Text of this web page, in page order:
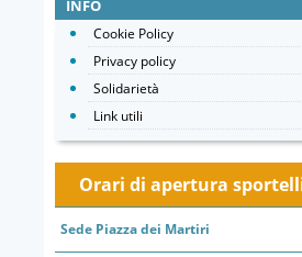
INFO
Cookie Policy
Privacy policy
Solidarietà
Link utili
Orari di apertura
Sede Piazza dei Martiri